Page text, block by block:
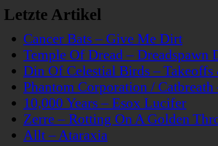
Letzte Artikel
Cancer Bats – Give Me Dirt
Temple Of Dread – Dreadspawn
Din Of Celestial Birds –
Phantom Corporation /
10,000 Years – Esox Lucifer
Zerre – Rotting On A Golden
Allt – Ataraxia